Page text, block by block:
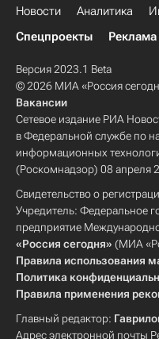
Новости Аналитика
Спецпроекты
Реклама
Версия 2023.1 Beta
© 2026 МИА «Россия
Вакансии
Сетевое издание РИА
в Федеральной службе по
информационных
(Роскомнадзор) 08 апреля
Свидетельство о
Учредитель: Федеральное
предприятие
«Россия сегодня» (МИА
Правила использования
Политика
Правила применения
Главный редактор:
Адрес электронной почты